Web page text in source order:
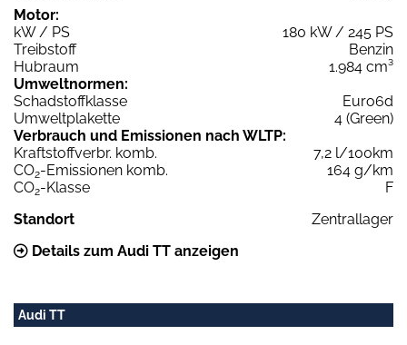
Motor:
kW / PS
180 kW / 245 PS
Treibstoff
Benzin
Hubraum
1.984 cm³
Umweltnormen:
Schadstoffklasse
Euro6d
Umweltplakette
4 (Green)
Verbrauch und Emissionen nach WLTP:
Kraftstoffverbr. komb.
7,2 l/100km
CO2-Emissionen komb.
164 g/km
CO2-Klasse
F
Standort
Zentrallager
Details zum Audi TT anzeigen
Audi TT